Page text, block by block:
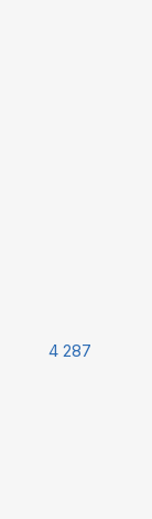
4 287